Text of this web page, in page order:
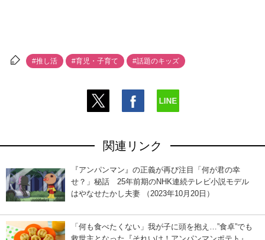
#推し活 #育児・子育て #話題のキッズ
関連リンク
『アンパンマン』の正義が再び注目「何が君の幸
せ？」秘話 25年前期のNHK連続テレビ小説モデル
はやなせたかし夫妻 （2023年10月20日）
「何も食べたくない」我が子に頭を抱え…”食卓”でも